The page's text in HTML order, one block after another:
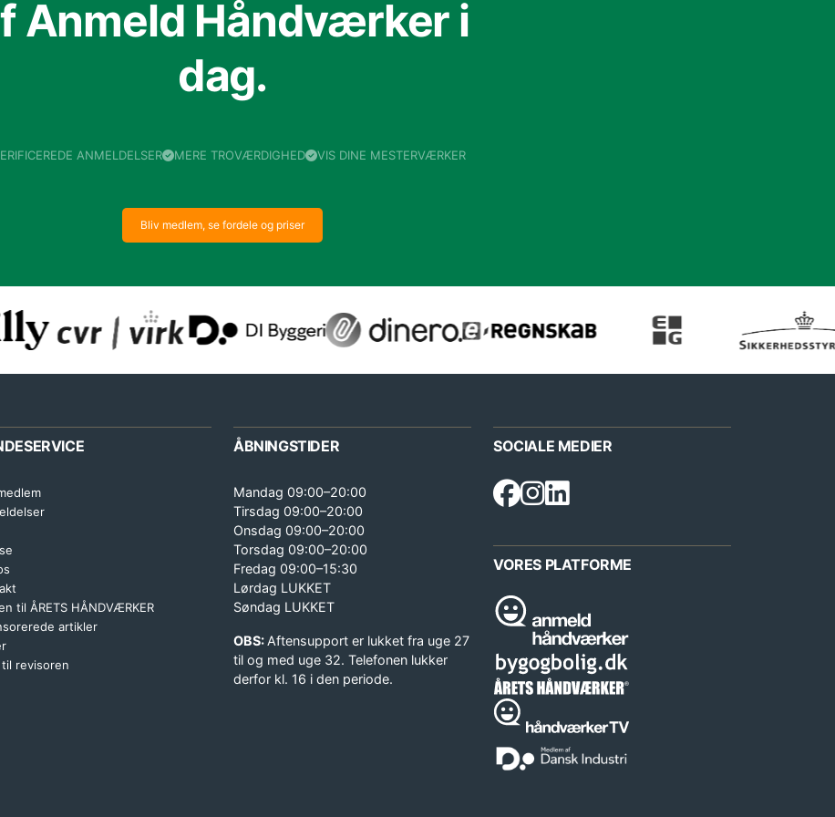
Anmeld Håndværker i
dag.
ANMELDELSER MERE TROVÆRDIGHED VIS DINE MESTERVÆRKER
Bliv medlem, se fordele og priser
til ÅRETS HÅNDVÆRKER
artikler
til revisoren
ÅBNINGSTIDER
Mandag 09:00–20:00
Tirsdag 09:00–20:00
Onsdag 09:00–20:00
Torsdag 09:00–20:00
Fredag 09:00–15:30
Lørdag LUKKET
Søndag LUKKET
OBS:Aftensupport er lukket fra uge 27
til og med uge 32. Telefonen lukker
derfor kl. 16 i den periode.
SOCIALE MEDIER
VORES PLATFORME